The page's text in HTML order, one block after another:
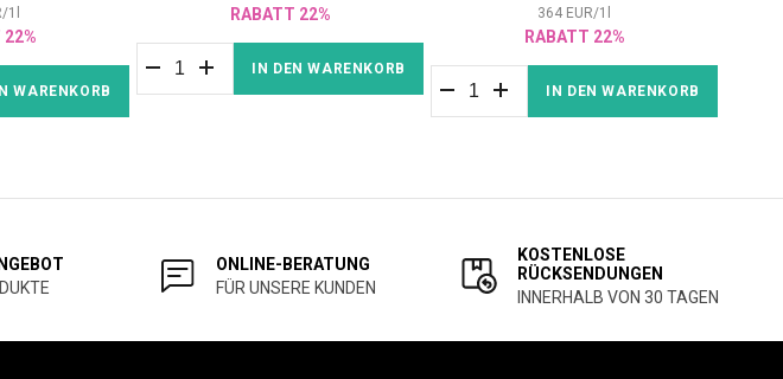
/1
22%
WARENKORB
RABATT 22%
IN DEN WARENKORB
364 EUR/1
RABATT 22%
IN DEN WARENKORB
ONLINE-BERATUNG
FÜR UNSERE KUNDEN
KOSTENLOSE
RÜCKSENDUNGEN
INNERHALB VON 30 TAGEN